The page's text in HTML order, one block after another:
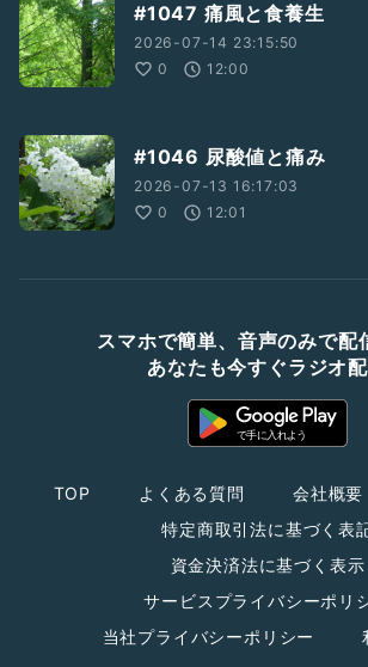
#1047 痛風と食養生
2026-07-14 23:15:50
0
12:00
#1046 尿酸値と痛み
2026-07-13 16:17:03
0
12:01
スマホで簡単、音声のみで配
あなたも今すぐラジオ
TOP よくある質問 会社概要
特定商取引法に基づく表
資金決済法に基づく表示
サービスプライバシーポリ
当社プライバシーポリシー